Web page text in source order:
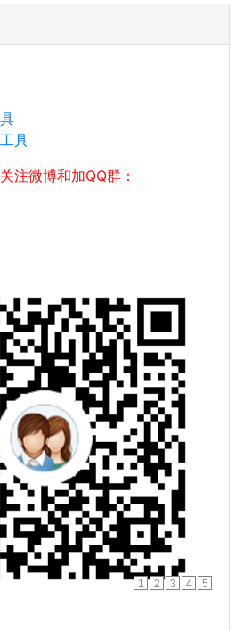
具
注微博和加QQ群：
1 2 3 4 5